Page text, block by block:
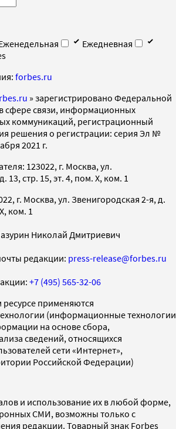
Ежедневная
forbes.ru
» зарегистрировано Федеральной
сфере связи, информационных
коммуникаций, регистрационный
решения о регистрации: серия Эл №
2021 г.
123022, г. Москва, ул.
13, стр. 15, эт. 4, пом. X, ком. 1
г. Москва, ул. Звенигородская 2-я, д.
ком. 1
Николай Дмитриевич
редакции: press-release@forbes.ru
+7 (495) 565-32-06
применяются
(информационные технологии
на основе сбора,
сведений, относящихся
сети «Интернет»,
Российской Федерации)
и использование их в любой форме,
СМИ, возможны только с
редакции. Товарный знак Forbes